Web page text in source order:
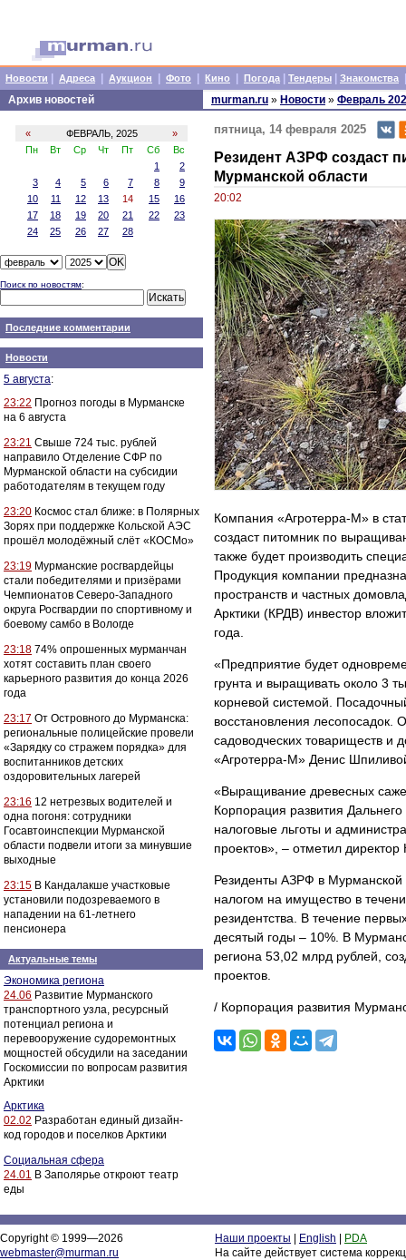
Новости Адреса Аукцион Фото Кино Погода Тендеры Знакомства
Архив новостей
« ФЕВРАЛЬ, 2025
»
Пн
Вт Ср Чт Пт Сб
Вс
1
2
3
4 5 6 7 8
9
10
11 12 13 14 15
16
17
18 19 20 21 22
23
24
25 26 27 28
Поиск по новостям:
Последние комментарии
Новости
5 августа:
23:22 Прогноз погоды в Мурманске
на 6 августа
23:21 Свыше 724 тыс. рублей
направило Отделение СФР по
Мурманской области на субсидии
работодателям в текущем году
23:20 Космос стал ближе: в Полярных
Зорях при поддержке Кольской АЭС
прошёл молодёжный слёт «КОСМо»
23:19 Мурманские росгвардейцы
стали победителями и призёрами
Чемпионатов Северо-Западного
округа Росгвардии по спортивному и
боевому самбо в Вологде
23:18 74% опрошенных мурманчан
хотят составить план своего
карьерного развития до конца 2026
года
23:17 От Островного до Мурманска:
региональные полицейские провели
«Зарядку со стражем порядка» для
воспитанников детских
оздоровительных лагерей
23:16 12 нетрезвых водителей и
одна погоня: сотрудники
Госавтоинспекции Мурманской
области подвели итоги за минувшие
выходные
23:15 В Кандалакше участковые
установили подозреваемого в
нападении на 61-летнего
пенсионера
Актуальные темы
Экономика региона
24.06 Развитие Мурманского
транспортного узла, ресурсный
потенциал региона и
перевооружение судоремонтных
мощностей обсудили на заседании
Госкомиссии по вопросам развития
Арктики
Арктика
02.02 Разработан единый дизайн-
код городов и поселков Арктики
Социальная сфера
24.01 В Заполярье откроют театр
еды
murman.ru » Новости » Февраль
пятница, 14 февраля 2025
Резидент АЗРФ создаст
Мурманской области
20:02
Компания «Агротерра-М» в
создаст питомник по
также будет производить
Продукция компании
пространств и частных
Арктики (КРДВ) инвестор
года.
«Предприятие будет
грунта и выращивать около 3
корневой системой.
восстановления
садоводческих товариществ и
«Агротерра-М» Денис
«Выращивание древесных
Корпорация развития
налоговые льготы и
проектов», – отметил
Резиденты АЗРФ в Мурманской
налогом на имущество в
резидентства. В течение
десятый годы – 10%. В
региона 53,02 млрд рублей,
проектов.
/ Корпорация развития
Copyright © 1999—2026
webmaster@murman.ru
Наши проекты English
PDA
На сайте действует система